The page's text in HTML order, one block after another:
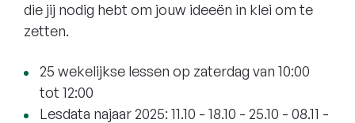
die jij nodig hebt om jouw ideeën in klei om te
zetten.
25 wekelijkse lessen op zaterdag van 10:00
tot 12:00
Lesdata najaar 2025: 11.10 - 18.10 - 25.10 - 08.11 -